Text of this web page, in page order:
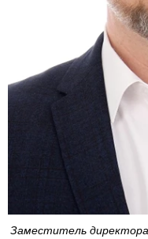
Заместитель